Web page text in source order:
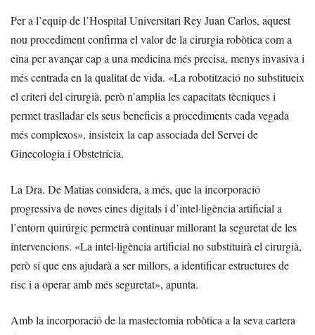
Per a l’equip de l’Hospital Universitari Rey Juan Carlos, aquest
nou procediment confirma el valor de la cirurgia robòtica com a
eina per avançar cap a una medicina més precisa, menys invasiva i
més centrada en la qualitat de vida. «La robotització no substitueix
el criteri del cirurgià, però n’amplia les capacitats tècniques i
permet traslladar els seus beneficis a procediments cada vegada
més complexos», insisteix la cap associada del Servei de
Ginecologia i Obstetrícia.
La Dra. De Matías considera, a més, que la incorporació
progressiva de noves eines digitals i d’intel·ligència artificial a
l’entorn quirúrgic permetrà continuar millorant la seguretat de les
intervencions. «La intel·ligència artificial no substituirà el cirurgià,
però sí que ens ajudarà a ser millors, a identificar estructures de
risc i a operar amb més seguretat», apunta.
Amb la incorporació de la mastectomia robòtica a la seva cartera